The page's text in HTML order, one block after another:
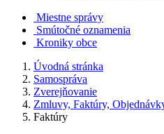
Miestne správy
Smútočné oznamenia
Kroniky obce
Úvodná stránka
Samospráva
Zverejňovanie
Zmluvy, Faktúry,
Faktúry